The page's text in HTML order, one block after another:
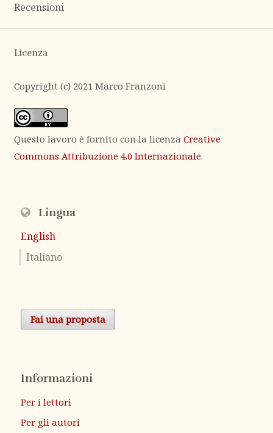
Recensioni
Licenza
Copyright (c) 2021 Marco Franzoni
Questo lavoro è fornito con la licenza Creative
Commons Attribuzione 4.0 Internazionale.
Lingua
English
Italiano
Fai una proposta
Informazioni
Per i lettori
Per gli autori